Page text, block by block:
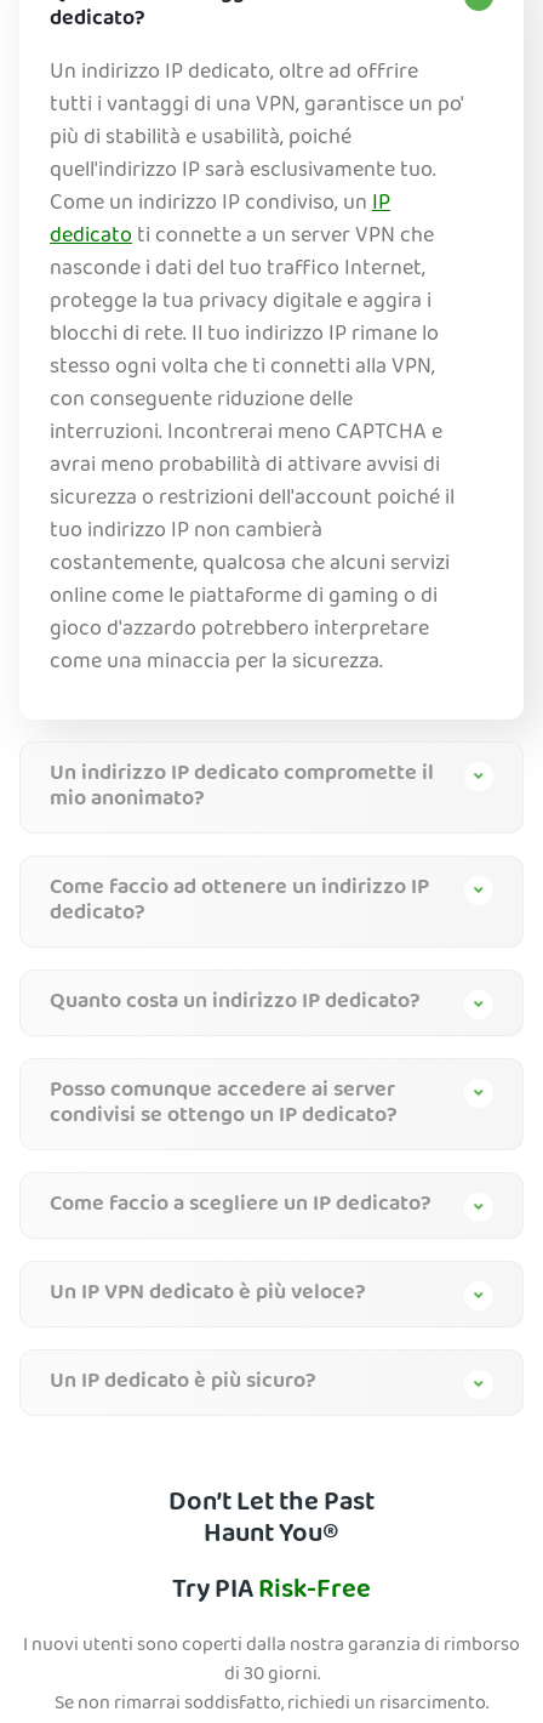
dedicato?
Un indirizzo IP dedicato, oltre ad offrire
tutti i vantaggi di una VPN, garantisce un po'
più di stabilità e usabilità, poiché
quell'indirizzo IP sarà esclusivamente tuo.
Come un indirizzo IP condiviso, unIP
dedicatoti connette a un server VPN che
nasconde i dati del tuo traffico Internet,
protegge la tua privacy digitale e aggira i
blocchi di rete. Il tuo indirizzo IP rimane lo
stesso ogni volta che ti connetti alla VPN,
con conseguente riduzione delle
interruzioni. Incontrerai meno CAPTCHA e
avrai meno probabilità di attivare avvisi di
sicurezza o restrizioni dell'account poiché il
tuo indirizzo IP non cambierà
costantemente, qualcosa che alcuni servizi
online come le piattaforme di gaming o di
gioco d'azzardo potrebbero interpretare
come una minaccia per la sicurezza.
Un indirizzo IP dedicato compromette il
mio anonimato?
Come faccio ad ottenere un indirizzo IP
dedicato?
Quanto costa un indirizzo IP dedicato?
Posso comunque accedere ai server
condivisi se ottengo un IP dedicato?
Come faccio a scegliere un IP dedicato?
Un IP VPN dedicato è più veloce?
Un IP dedicato è più sicuro?
Don’t Let the Past
Haunt You®
Try PIARisk-Free
I nuovi utenti sono coperti dalla nostra garanzia di rimborso
di 30 giorni.
Se non rimarrai soddisfatto, richiedi un risarcimento.